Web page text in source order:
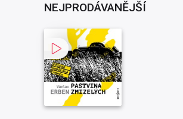
NEJPRODÁVANĚJŠÍ